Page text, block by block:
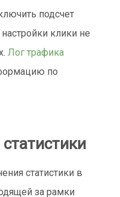
подсчет
клики не
Лог трафика
по
статистики в
за рамки